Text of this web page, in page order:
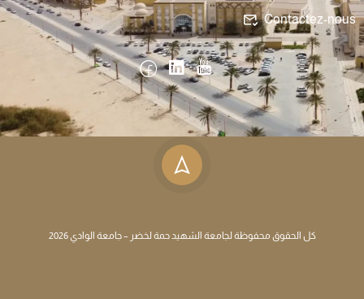
Contactez-nous
كل الحقوق محفوظة لجامعة الشهيد حمة لخضر – جامعة الوادي 2026